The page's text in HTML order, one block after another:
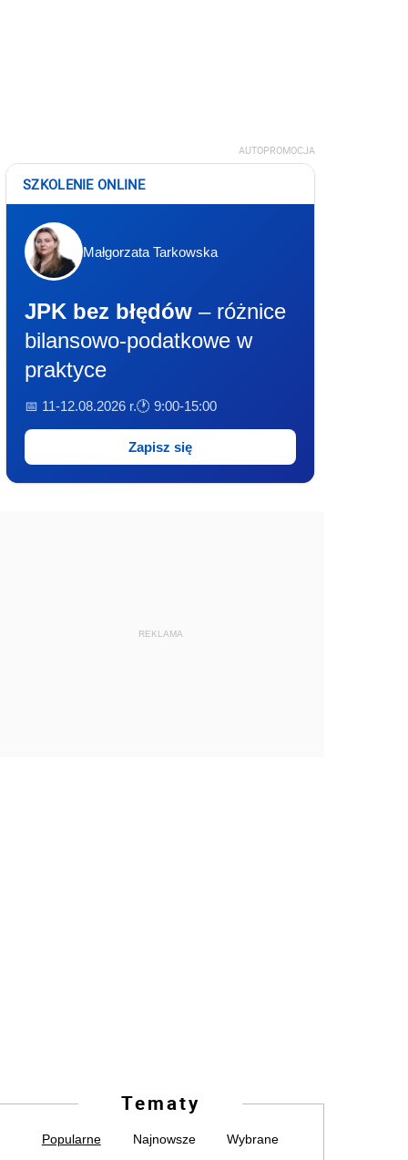
AUTOPROMOCJA
SZKOLENIE ONLINE
Małgorzata Tarkowska
JPK bez błędów – różnice
bilansowo-podatkowe w
praktyce
📅 11-12.08.2026 r.🕐 9:00-15:00
Zapisz się
REKLAMA
Tematy
Popularne Najnowsze Wybrane